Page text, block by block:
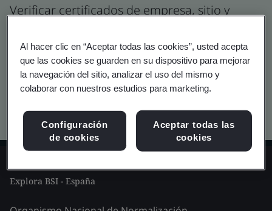
Verificar certificados de empresa, sitio y
Búsqueda avanzada en Kitemark
Explora BSI - España
Al hacer clic en “Aceptar todas las cookies”, usted acepta
que las cookies se guarden en su dispositivo para mejorar
la navegación del sitio, analizar el uso del mismo y
colaborar con nuestros estudios para marketing.
Configuración
de cookies
Aceptar todas las
cookies